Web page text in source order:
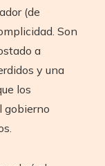
(de
Son
a
y una
los
gobierno